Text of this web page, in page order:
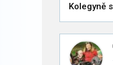
Kolegyně